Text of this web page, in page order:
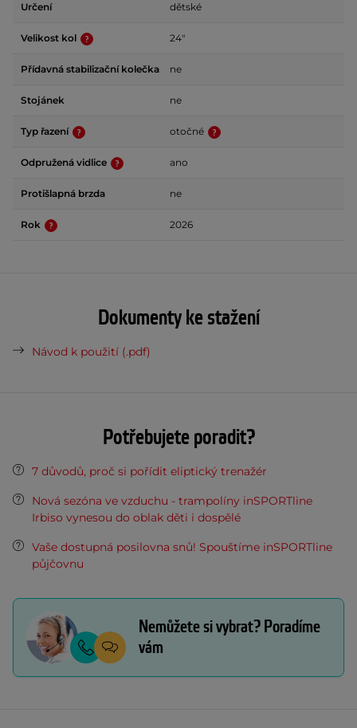
Určení dětské
Velikost kol 24"
Přídavná stabilizační kolečka ne
Stojánek ne
Typ řazení otočné
Odpružená vidlice ano
Protišlapná brzda ne
Rok 2026
Dokumenty ke stažení
Návod k použití (.pdf)
Potřebujete poradit?
7 důvodů, proč si pořídit eliptický trenažér
Nová sezóna ve vzduchu - trampolíny inSPORTline
Irbiso vynesou do oblak děti i dospělé
Vaše dostupná posilovna snů! Spouštíme inSPORTline
půjčovnu
Nemůžete si vybrat? Poradíme
vám